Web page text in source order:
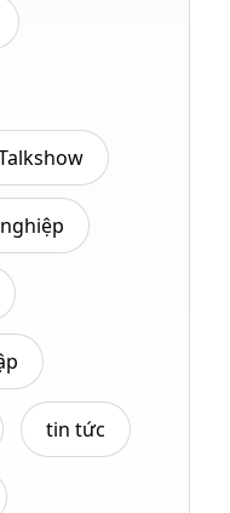
tin tức